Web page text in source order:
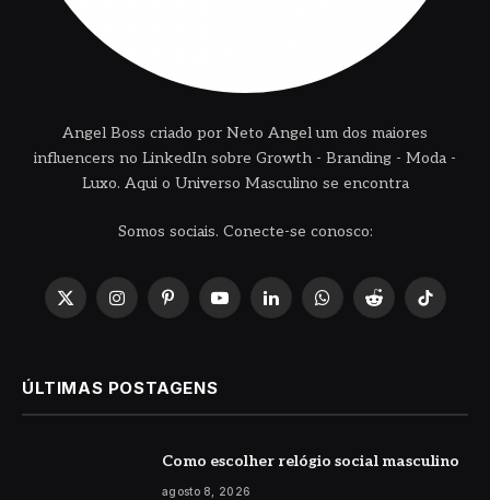
Angel Boss criado por Neto Angel um dos maiores
influencers no LinkedIn sobre Growth - Branding - Moda -
Luxo. Aqui o Universo Masculino se encontra
Somos sociais. Conecte-se conosco:
X
InstagramPinterestYouTubeLinkedInWhatsApp
Reddit TikTok
ÚLTIMAS POSTAGENS
Como escolher relógio social masculino
agosto 8, 2026